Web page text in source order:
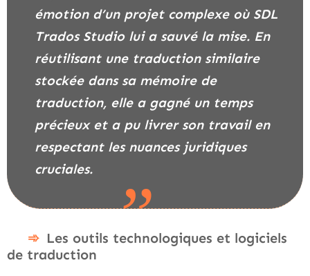
émotion d’un projet complexe où SDL
Trados Studio lui a sauvé la mise. En
réutilisant une traduction similaire
stockée dans sa mémoire de
traduction, elle a gagné un temps
précieux et a pu livrer son travail en
respectant les nuances juridiques
cruciales.
Les outils technologiques et logiciels
de traduction